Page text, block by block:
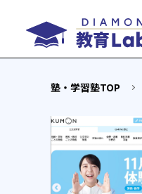
塾・学習塾TOP